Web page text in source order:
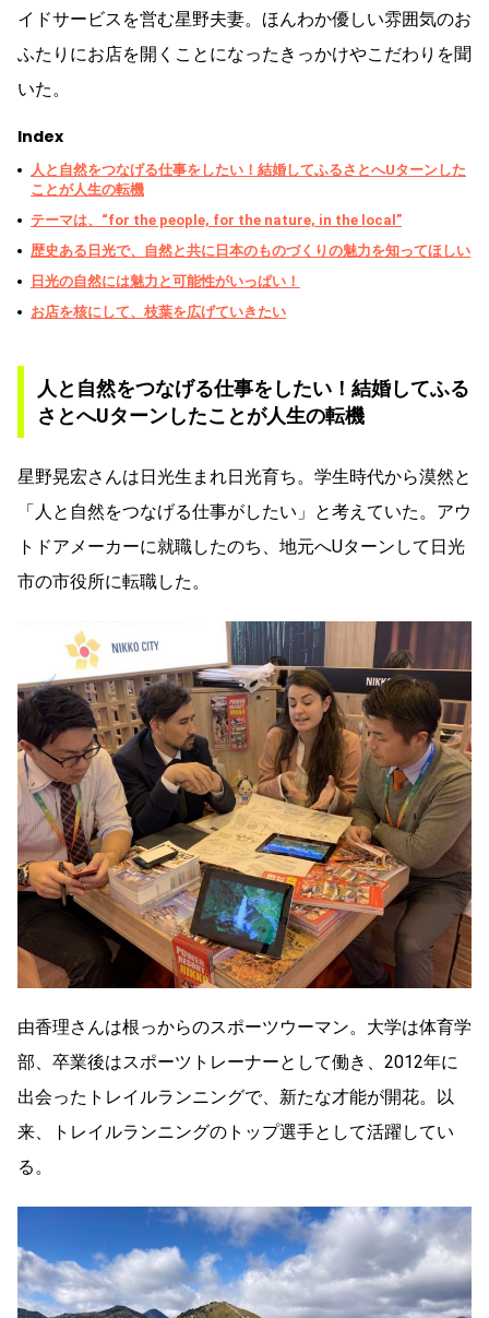
イドサービスを営む星野夫妻。ほんわか優しい雰囲気のお
ふたりにお店を開くことになったきっかけやこだわりを聞
いた。
Index
人と自然をつなげる仕事をしたい！結婚してふるさとへUターンした
ことが人生の転機
テーマは、“for the people, for the nature, in the local”
歴史ある日光で、自然と共に日本のものづくりの魅力を知ってほしい
日光の自然には魅力と可能性がいっぱい！
お店を核にして、枝葉を広げていきたい
人と自然をつなげる仕事をしたい！結婚してふる
さとへUターンしたことが人生の転機
星野晃宏さんは日光生まれ日光育ち。学生時代から漠然と
「人と自然をつなげる仕事がしたい」と考えていた。アウ
トドアメーカーに就職したのち、地元へUターンして日光
市の市役所に転職した。
由香理さんは根っからのスポーツウーマン。大学は体育学
部、卒業後はスポーツトレーナーとして働き、2012年に
出会ったトレイルランニングで、新たな才能が開花。以
来、トレイルランニングのトップ選手として活躍してい
る。